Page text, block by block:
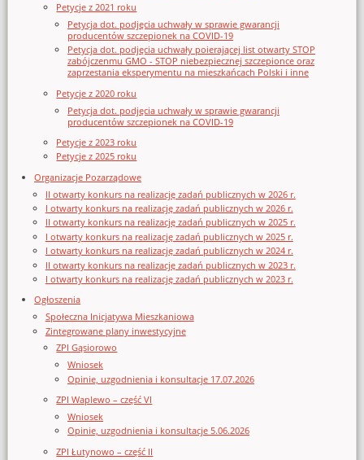
Petycje z 2021 roku
Petycja dot. podjęcia uchwały w sprawie gwarancji
producentów szczepionek na COVID-19
Petycja dot. podjęcia uchwały poierającej list otwarty STOP
zabójczenmu GMO - STOP niebezpiecznej szczepionce oraz
zaprzestania eksperymentu na mieszkańcach Polski i inne
Petycje z 2020 roku
Petycja dot. podjęcia uchwały w sprawie gwarancji
producentów szczepionek na COVID-19
Petycje z 2023 roku
Petycje z 2025 roku
Organizacje Pozarządowe
II otwarty konkurs na realizację zadań publicznych w 2026 r.
I otwarty konkurs na realizację zadań publicznych w 2026 r.
II otwarty konkurs na realizację zadań publicznych w 2025 r.
I otwarty konkurs na realizację zadań publicznych w 2025 r.
I otwarty konkurs na realizację zadań publicznych w 2024 r.
II otwarty konkurs na realizację zadań publicznych w 2023 r.
I otwarty konkurs na realizację zadań publicznych w 2023 r.
Ogłoszenia
Społeczna Inicjatywa Mieszkaniowa
Zintegrowane plany inwestycyjne
ZPI Gąsiorowo
Wniosek
Opinie, uzgodnienia i konsultacje 17.07.2026
ZPI Waplewo – część VI
Wniosek
Opinie, uzgodnienia i konsultacje 5.06.2026
ZPI Łutynowo – część II